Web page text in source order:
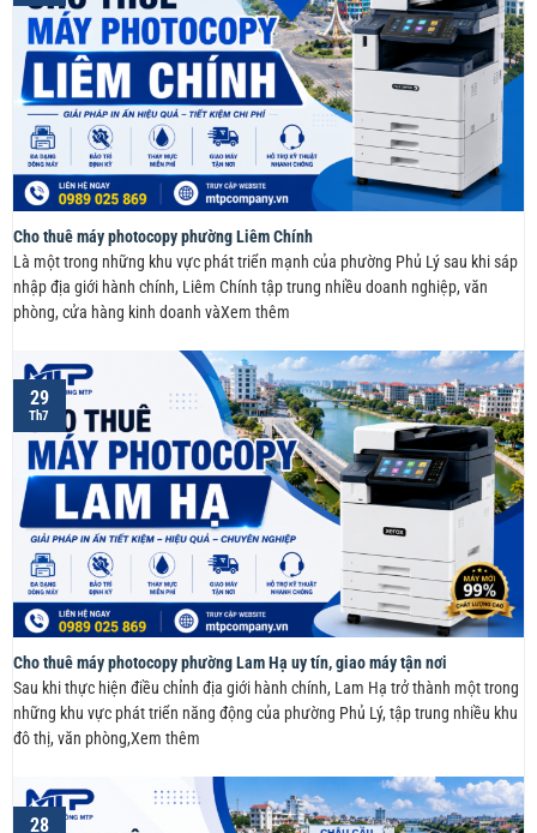
Cho thuê máy photocopy phường Liêm Chính
Là một trong những khu vực phát triển mạnh của phường Phủ Lý sau khi sáp
nhập địa giới hành chính, Liêm Chính tập trung nhiều doanh nghiệp, văn
phòng, cửa hàng kinh doanh vàXem thêm
Cho thuê máy photocopy phường Lam Hạ uy tín, giao máy tận nơi
Sau khi thực hiện điều chỉnh địa giới hành chính, Lam Hạ trở thành một trong
những khu vực phát triển năng động của phường Phủ Lý, tập trung nhiều khu
đô thị, văn phòng,Xem thêm
29
Th7
28